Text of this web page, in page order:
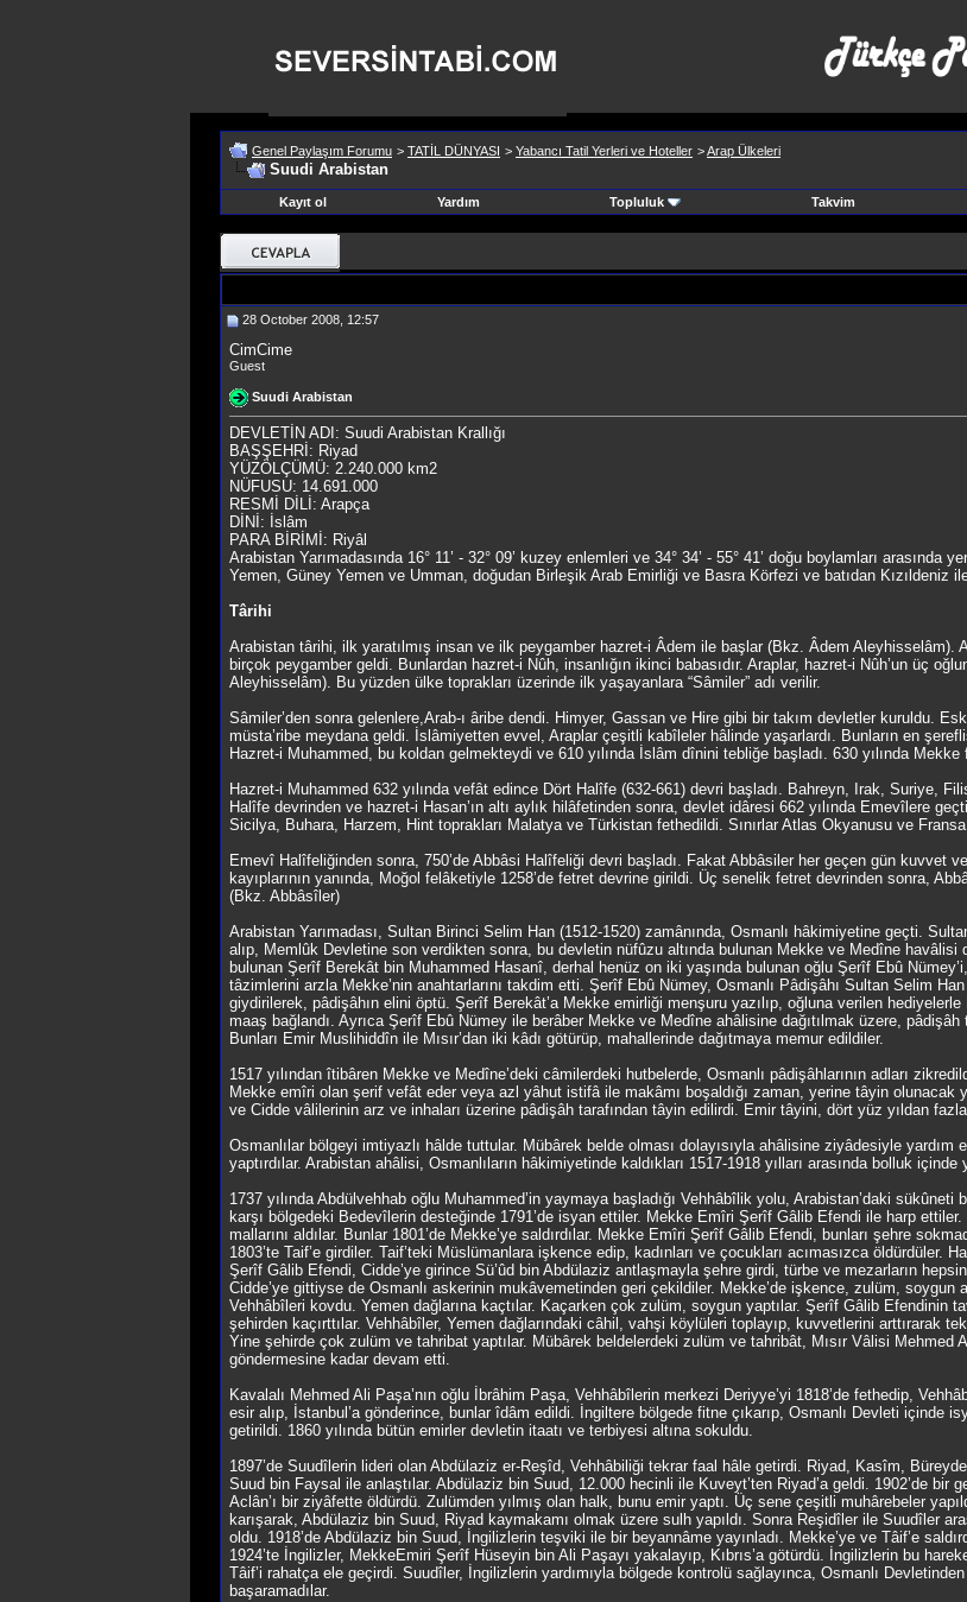
Genel Paylaşım Forumu > TATİL DÜNYASI > Yabancı Tatil Yerleri ve Hoteller >Arap Ülkeleri
Suudi Arabistan
Kayıt ol
Yardım Topluluk Takvim
28 October 2008, 12:57
CimCime
Guest
Suudi Arabistan
DEVLETİN ADI: Suudi Arabistan Krallığı
BAŞŞEHRİ: Riyad
YÜZÖLÇÜMÜ: 2.240.000 km2
NÜFUSU: 14.691.000
RESMİ DİLİ: Arapça
DİNİ: İslâm
PARA BİRİMİ: Riyâl
Arabistan Yarımadasında 16° 11’ - 32° 09’ kuzey enlemleri ve 34° 34’ - 55° 41’ doğu boylamları
Yemen, Güney Yemen ve Umman, doğudan Birleşik Arab Emirliği ve Basra Körfezi ve batıdan Kızıldeniz
Târihi
Arabistan târihi, ilk yaratılmış insan ve ilk peygamber hazret-i Âdem ile başlar (Bkz. Âdem Aleyhisselâm).
birçok peygamber geldi. Bunlardan hazret-i Nûh, insanlığın ikinci babasıdır. Araplar, hazret-i Nûh’un üç
Aleyhisselâm). Bu yüzden ülke toprakları üzerinde ilk yaşayanlara “Sâmiler” adı verilir.
Sâmiler’den sonra gelenlere,Arab-ı âribe dendi. Himyer, Gassan ve Hire gibi bir takım devletler kuruldu.
müsta’ribe meydana geldi. İslâmiyetten evvel, Araplar çeşitli kabîleler hâlinde yaşarlardı. Bunların en
Hazret-i Muhammed, bu koldan gelmekteydi ve 610 yılında İslâm dînini tebliğe başladı. 630 yılında
Hazret-i Muhammed 632 yılında vefât edince Dört Halîfe (632-661) devri başladı. Bahreyn, Irak, Suriye,
Halîfe devrinden ve hazret-i Hasan’ın altı aylık hilâfetinden sonra, devlet idâresi 662 yılında Emevîlere
Sicilya, Buhara, Harzem, Hint toprakları Malatya ve Türkistan fethedildi. Sınırlar Atlas Okyanusu ve
Emevî Halîfeliğinden sonra, 750’de Abbâsi Halîfeliği devri başladı. Fakat Abbâsiler her geçen gün kuvvet
kayıplarının yanında, Moğol felâketiyle 1258’de fetret devrine girildi. Üç senelik fetret devrinden sonra,
(Bkz. Abbâsîler)
Arabistan Yarımadası, Sultan Birinci Selim Han (1512-1520) zamânında, Osmanlı hâkimiyetine geçti.
alıp, Memlûk Devletine son verdikten sonra, bu devletin nüfûzu altında bulunan Mekke ve Medîne havâlisi
bulunan Şerîf Berekât bin Muhammed Hasanî, derhal henüz on iki yaşında bulunan oğlu Şerîf Ebû
tâzimlerini arzla Mekke’nin anahtarlarını takdim etti. Şerîf Ebû Nümey, Osmanlı Pâdişâhı Sultan Selim
giydirilerek, pâdişâhın elini öptü. Şerîf Berekât’a Mekke emirliği menşuru yazılıp, oğluna verilen
maaş bağlandı. Ayrıca Şerîf Ebû Nümey ile berâber Mekke ve Medîne ahâlisine dağıtılmak üzere,
Bunları Emir Muslihiddîn ile Mısır’dan iki kâdı götürüp, mahallerinde dağıtmaya memur edildiler.
1517 yılından îtibâren Mekke ve Medîne’deki câmilerdeki hutbelerde, Osmanlı pâdişâhlarının adları
Mekke emîri olan şerif vefât eder veya azl yâhut istifâ ile makâmı boşaldığı zaman, yerine tâyin olunacak
ve Cidde vâlilerinin arz ve inhaları üzerine pâdişâh tarafından tâyin edilirdi. Emir tâyini, dört yüz yıldan fazla
Osmanlılar bölgeyi imtiyazlı hâlde tuttular. Mübârek belde olması dolayısıyla ahâlisine ziyâdesiyle
yaptırdılar. Arabistan ahâlisi, Osmanlıların hâkimiyetinde kaldıkları 1517-1918 yılları arasında bolluk
1737 yılında Abdülvehhab oğlu Muhammed’in yaymaya başladığı Vehhâbîlik yolu, Arabistan’daki
karşı bölgedeki Bedevîlerin desteğinde 1791’de isyan ettiler. Mekke Emîri Şerîf Gâlib Efendi ile harp ettiler.
mallarını aldılar. Bunlar 1801’de Mekke’ye saldırdılar. Mekke Emîri Şerîf Gâlib Efendi, bunları şehre
1803’te Taif’e girdiler. Taif’teki Müslümanlara işkence edip, kadınları ve çocukları acımasızca öldürdüler.
Şerîf Gâlib Efendi, Cidde’ye girince Sü’ûd bin Abdülaziz antlaşmayla şehre girdi, türbe ve mezarların
Cidde’ye gittiyse de Osmanlı askerinin mukâvemetinden geri çekildiler. Mekke’de işkence, zulüm, soygun
Vehhâbîleri kovdu. Yemen dağlarına kaçtılar. Kaçarken çok zulüm, soygun yaptılar. Şerîf Gâlib Efendinin
şehirden kaçırttılar. Vehhâbîler, Yemen dağlarındaki câhil, vahşi köylüleri toplayıp, kuvvetlerini arttırarak
Yine şehirde çok zulüm ve tahribat yaptılar. Mübârek beldelerdeki zulüm ve tahribât, Mısır Vâlisi Mehmed
göndermesine kadar devam etti.
Kavalalı Mehmed Ali Paşa’nın oğlu İbrâhim Paşa, Vehhâbîlerin merkezi Deriyye’yi 1818’de fethedip,
esir alıp, İstanbul’a gönderince, bunlar îdâm edildi. İngiltere bölgede fitne çıkarıp, Osmanlı Devleti içinde
getirildi. 1860 yılında bütün emirler devletin itaatı ve terbiyesi altına sokuldu.
1897’de Suudîlerin lideri olan Abdülaziz er-Reşîd, Vehhâbiliği tekrar faal hâle getirdi. Riyad, Kasîm,
Suud bin Faysal ile anlaştılar. Abdülaziz bin Suud, 12.000 hecinli ile Kuveyt’ten Riyad’a geldi. 1902’de bir
Aclân’ı bir ziyâfette öldürdü. Zulümden yılmış olan halk, bunu emir yaptı. Üç sene çeşitli muhârebeler
karışarak, Abdülaziz bin Suud, Riyad kaymakamı olmak üzere sulh yapıldı. Sonra Reşidîler ile Suudîler
oldu. 1918’de Abdülaziz bin Suud, İngilizlerin teşviki ile bir beyannâme yayınladı. Mekke’ye ve Tâif’e
1924’te İngilizler, MekkeEmiri Şerîf Hüseyin bin Ali Paşayı yakalayıp, Kıbrıs’a götürdü. İngilizlerin bu
Tâif’i rahatça ele geçirdi. Suudîler, İngilizlerin yardımıyla bölgede kontrolü sağlayınca, Osmanlı
başaramadılar.